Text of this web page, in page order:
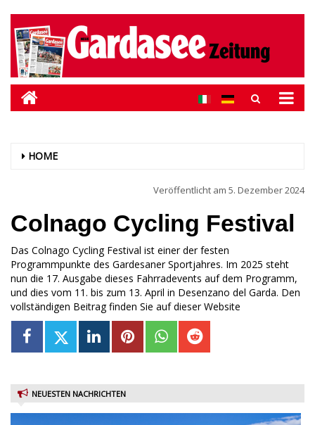
HOME
Veröffentlicht am 5. Dezember 2024
Colnago Cycling Festival
Das Colnago Cycling Festival ist einer der festen
Programmpunkte des Gardesaner Sportjahres. Im 2025 steht
nun die 17. Ausgabe dieses Fahrradevents auf dem Programm,
und dies vom 11. bis zum 13. April in Desenzano del Garda. Den
vollständigen Beitrag finden Sie auf dieser Website
NEUESTEN NACHRICHTEN